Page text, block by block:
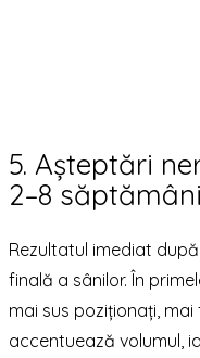
5. Așteptări
2–8 săptămâni
Rezultatul imediat
finală a sânilor. În
mai sus poziționați,
accentuează volumul,